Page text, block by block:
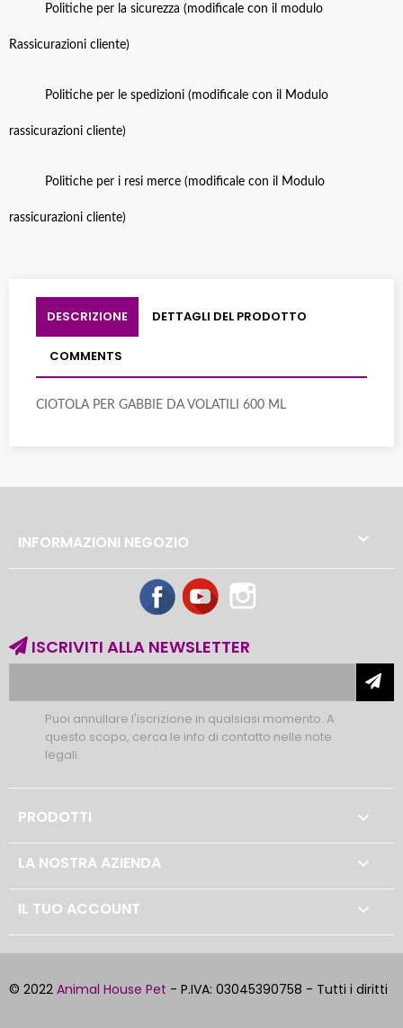
Politiche per la sicurezza (modificale con il modulo
Rassicurazioni cliente)
Politiche per le spedizioni (modificale con il Modulo
rassicurazioni cliente)
Politiche per i resi merce (modificale con il Modulo
rassicurazioni cliente)
DESCRIZIONE DETTAGLI DEL PRODOTTO
COMMENTS
CIOTOLA PER GABBIE DA VOLATILI 600 ML
INFORMAZIONI NEGOZIO 
FacebookYouTube
ISCRIVITI ALLA NEWSLETTER
Puoi annullare l'iscrizione in qualsiasi momento. A
questo scopo, cerca le info di contatto nelle note
legali.
PRODOTTI 
LA NOSTRA AZIENDA 
IL TUO ACCOUNT 
© 2022 Animal House Pet - P.IVA: 03045390758 - Tutti i diritti